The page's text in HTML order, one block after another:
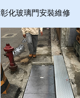
彰化玻璃門安裝維修